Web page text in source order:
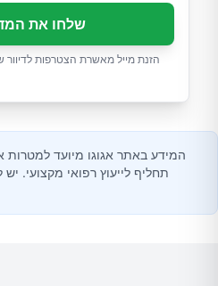
שלחו את
הזנת מייל מאשרת הצטרפות לדיוור
המידע באתר אגוגו מיועד למטרות
תחליף לייעוץ רפואי מקצועי.